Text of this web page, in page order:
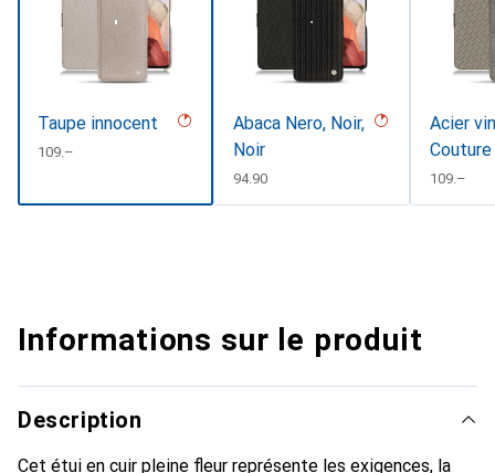
Taupe innocent
CHF
109.–
Abaca Nero, Noir,
Noir
CHF
94.90
Acier
Couture
CHF
109.–
Informations sur le produit
Description
Cet étui en cuir pleine fleur représente les exigences, la